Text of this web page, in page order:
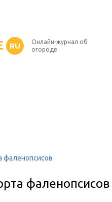
RU
Онлайн-журнал об
огороде
фаленопсисов
фаленопсисов